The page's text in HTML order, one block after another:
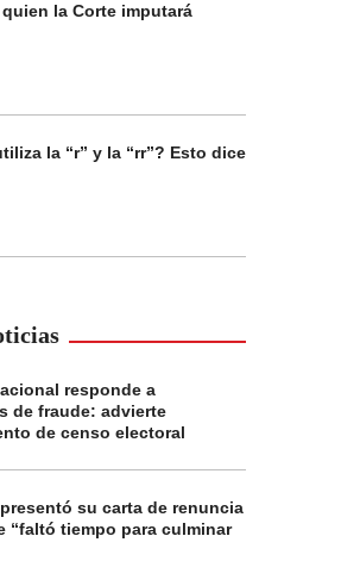
la Corte imputará
la “r” y la “rr”? Esto dice
responde a
de fraude: advierte
de censo electoral
su carta de renuncia
“faltó tiempo para culminar